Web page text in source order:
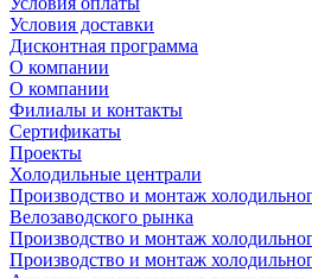
Условия доставки
Дисконтная программа
О компании
О компании
Филиалы и контакты
Сертификаты
Проекты
Холодильные централи
Производство и монтаж
Велозаводского рынка
Производство и монтаж
Производство и монтаж